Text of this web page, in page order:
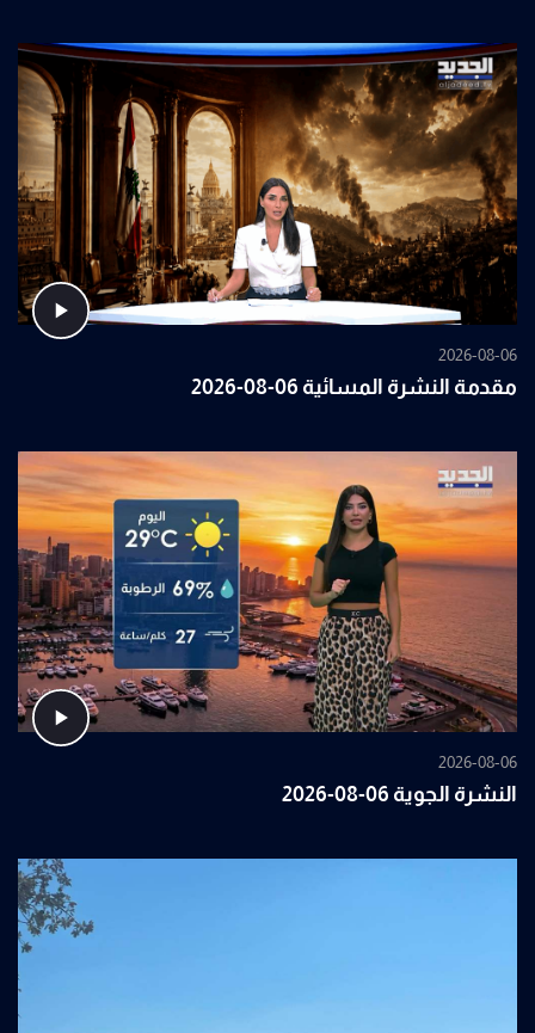
2026-08-06
مقدمة النشرة المسائية 06-08-2026
2026-08-06
النشرة الجوية 06-08-2026